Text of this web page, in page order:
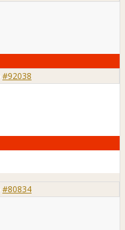
#92038
#80834